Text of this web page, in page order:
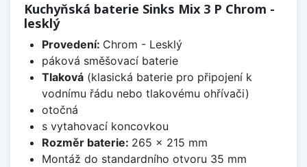
Kuchyňská baterie Sinks Mix 3 P Chrom -
lesklý
Provedení: Chrom - Lesklý
páková směšovací baterie
Tlaková(klasická baterie pro připojení k
vodnímu řádu nebo tlakovému ohřívači)
otočná
s vytahovací koncovkou
Rozměr baterie: 265 x 215 mm
Montáž do standardního otvoru 35 mm